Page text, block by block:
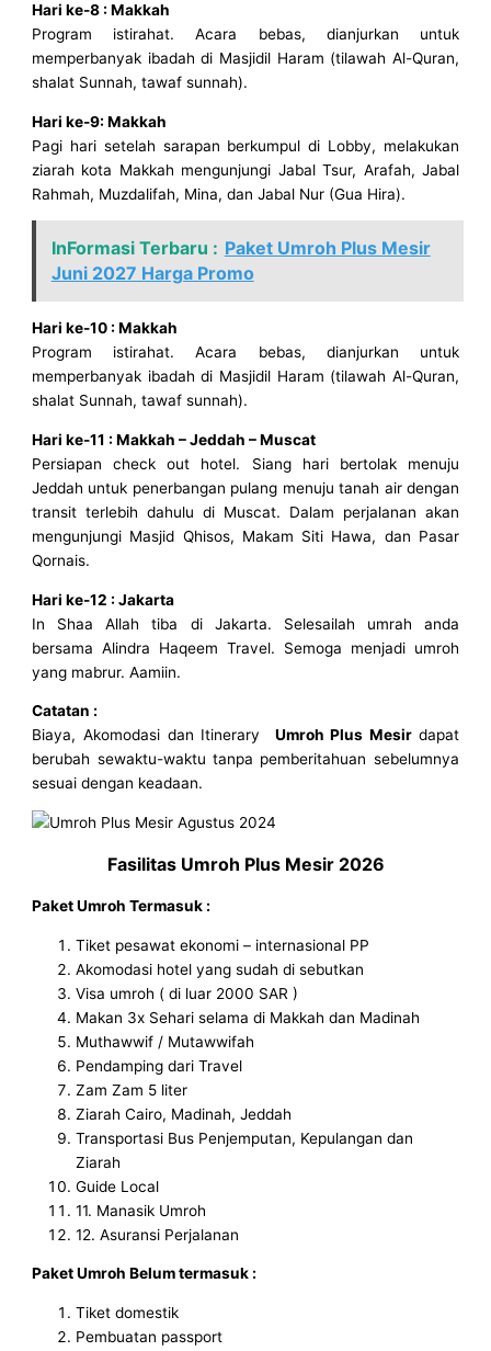
Hari ke-8 : Makkah
Program istirahat. Acara bebas, dianjurkan untuk
memperbanyak ibadah di Masjidil Haram (tilawah Al-Quran,
shalat Sunnah, tawaf sunnah).
Hari ke-9: Makkah
Pagi hari setelah sarapan berkumpul di Lobby, melakukan
ziarah kota Makkah mengunjungi Jabal Tsur, Arafah, Jabal
Rahmah, Muzdalifah, Mina, dan Jabal Nur (Gua Hira).
InFormasi Terbaru : Paket Umroh Plus Mesir
Juni 2027 Harga Promo
Hari ke-10 : Makkah
Program istirahat. Acara bebas, dianjurkan untuk
memperbanyak ibadah di Masjidil Haram (tilawah Al-Quran,
shalat Sunnah, tawaf sunnah).
Hari ke-11 : Makkah – Jeddah – Muscat
Persiapan check out hotel. Siang hari bertolak menuju
Jeddah untuk penerbangan pulang menuju tanah air dengan
transit terlebih dahulu di Muscat. Dalam perjalanan akan
mengunjungi Masjid Qhisos, Makam Siti Hawa, dan Pasar
Qornais.
Hari ke-12 : Jakarta
In Shaa Allah tiba di Jakarta. Selesailah umrah anda
bersama Alindra Haqeem Travel. Semoga menjadi umroh
yang mabrur. Aamiin.
Catatan :
Biaya, Akomodasi dan Itinerary Umroh Plus Mesir dapat
berubah sewaktu-waktu tanpa pemberitahuan sebelumnya
sesuai dengan keadaan.
Fasilitas Umroh Plus Mesir 2026
Paket Umroh Termasuk :
Tiket pesawat ekonomi – internasional PP
Akomodasi hotel yang sudah di sebutkan
Visa umroh ( di luar 2000 SAR )
Makan 3x Sehari selama di Makkah dan Madinah
Muthawwif / Mutawwifah
Pendamping dari Travel
Zam Zam 5 liter
Ziarah Cairo, Madinah, Jeddah
Transportasi Bus Penjemputan, Kepulangan dan
Ziarah
Guide Local
11. Manasik Umroh
12. Asuransi Perjalanan
Paket Umroh Belum termasuk :
Tiket domestik
Pembuatan passport